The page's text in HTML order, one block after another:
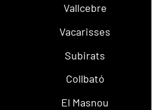
Vallcebre
Vacarisses
Subirats
Collbató
El Masnou